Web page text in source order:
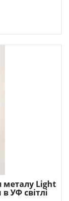
металу Light
УФ світлі